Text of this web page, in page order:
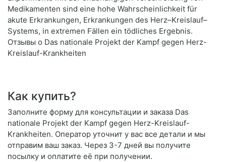
Medikamenten sind eine hohe Wahrscheinlichkeit für
akute Erkrankungen, Erkrankungen des Herz–Kreislauf–
Systems, in extremen Fällen ein tödliches Ergebnis.
Отзывы о Das nationale Projekt der Kampf gegen Herz-
Kreislauf-Krankheiten
Как купить?
Заполните форму для консультации и заказа Das
nationale Projekt der Kampf gegen Herz-Kreislauf-
Krankheiten. Оператор уточнит у вас все детали и мы
отправим ваш заказ. Через 3-7 дней вы получите
посылку и оплатите её при получении.